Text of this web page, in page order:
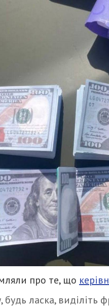
про те, що
ласка, виділіть